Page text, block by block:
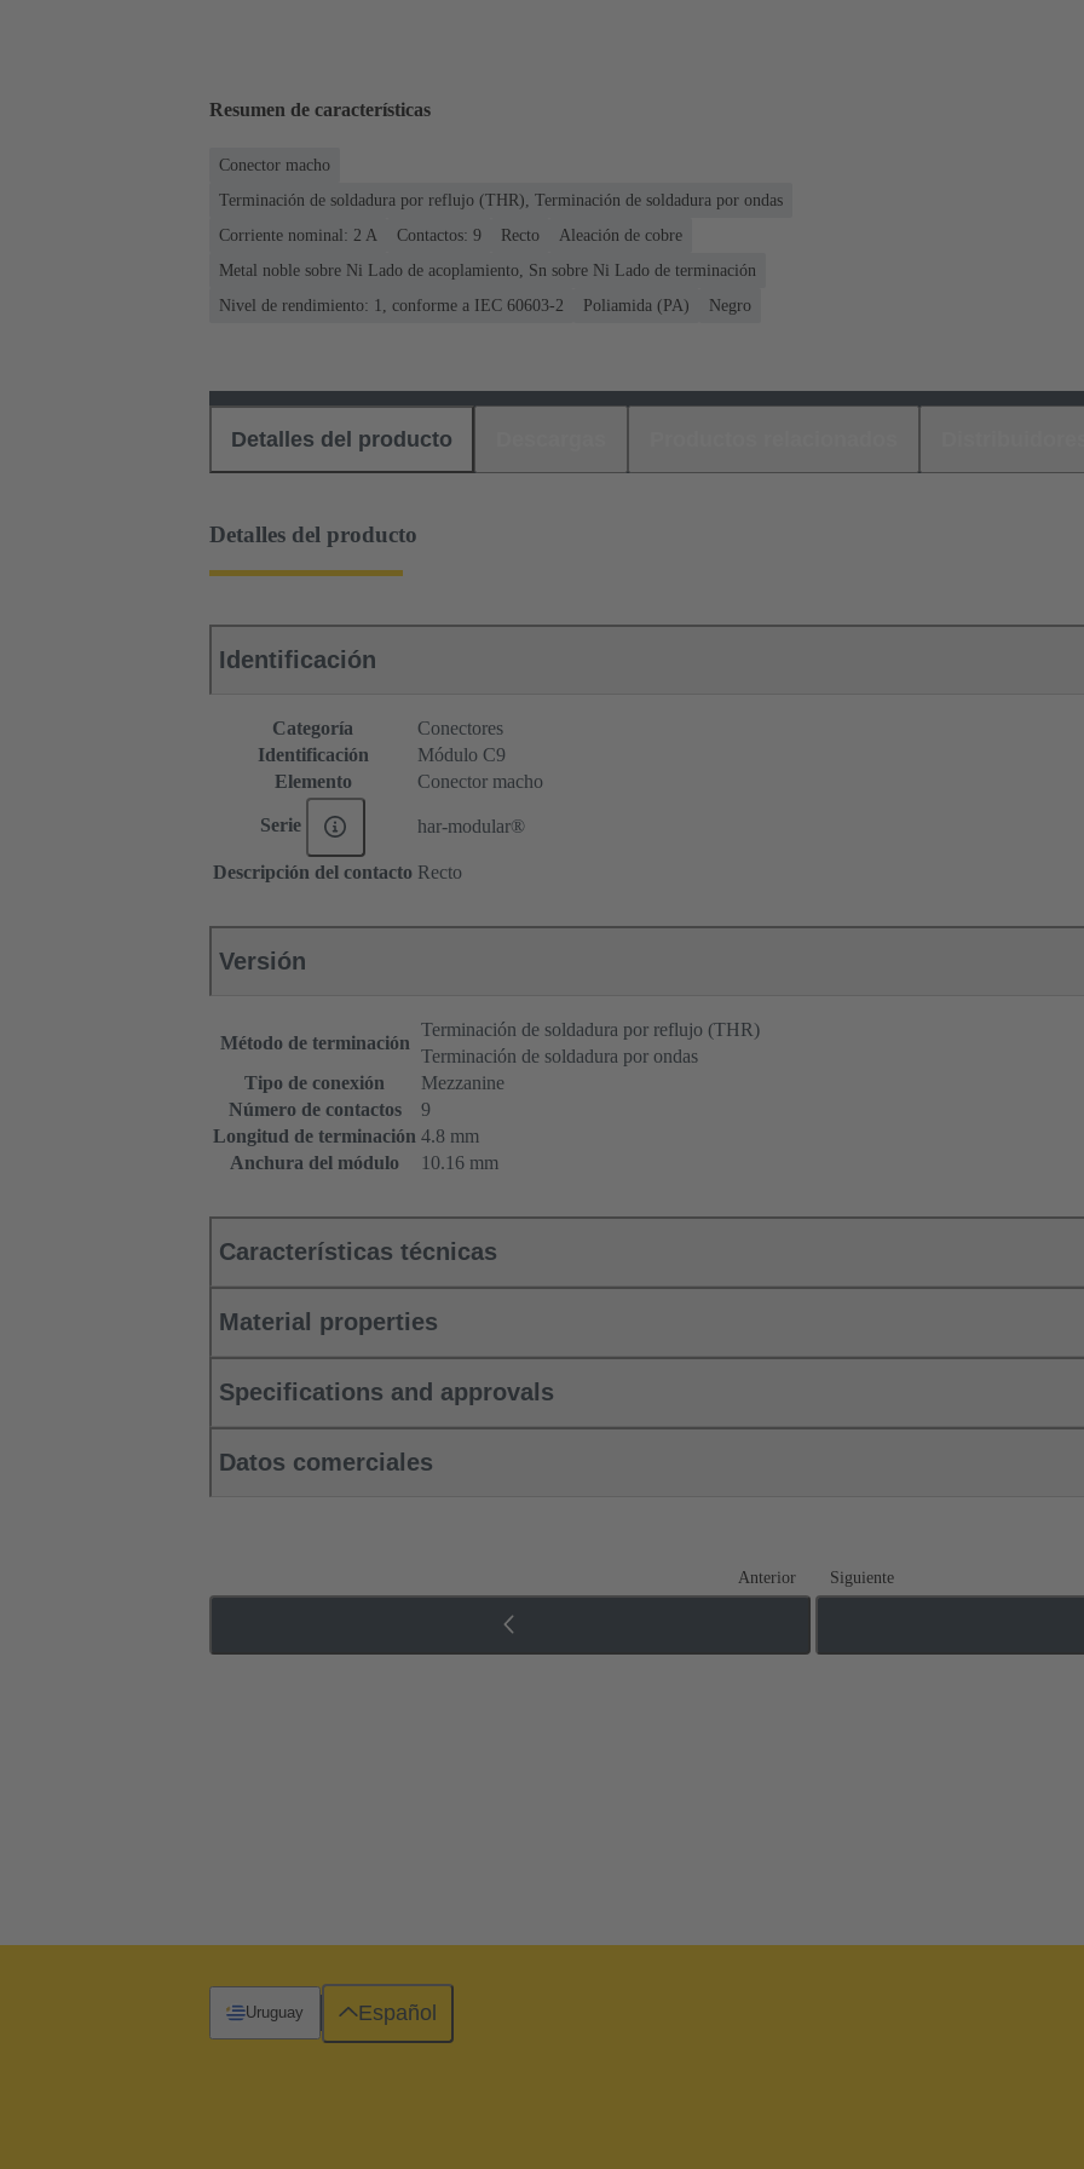
Resumen de características
Conector macho
Terminación de soldadura por reflujo (THR), Terminación de soldadura por ondas
Corriente nominal: ‌2 A
Contactos: 9 Recto
Aleación de cobre
Metal noble sobre Ni Lado de acoplamiento, Sn sobre Ni Lado de terminación
Nivel de rendimiento: 1, conforme a IEC 60603-2
Poliamida (PA) Negro
Detalles del producto
Detalles del producto
Identificación
Categoría
Conectores
Identificación
Módulo C9
Elemento
Conector macho
Serie har-modular®
Descripción del contacto Recto
Versión
Método de terminación
Terminación de soldadura por reflujo (THR)
Terminación de soldadura por ondas
Tipo de conexión
Mezzanine
Número de contactos
9
Longitud de terminación 4.8 mm
Anchura del módulo
10.16 mm
Características técnicas
Material properties
Specifications and approvals
Datos comerciales
Anterior Siguiente
Uruguay Español